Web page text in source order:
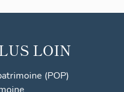
LOIN
(POP)